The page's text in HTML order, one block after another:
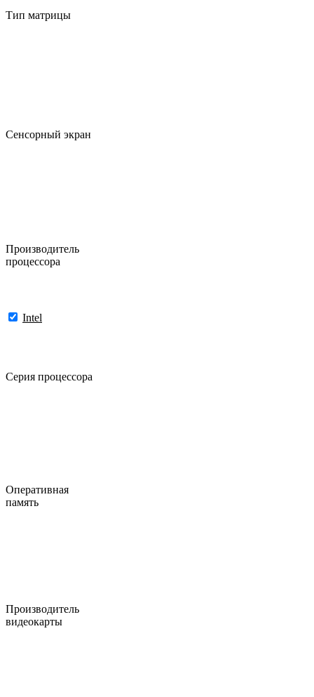
Тип матрицы
Сенсорный экран
Производитель
процессора
Intel
Серия процессора
Оперативная
память
Производитель
видеокарты